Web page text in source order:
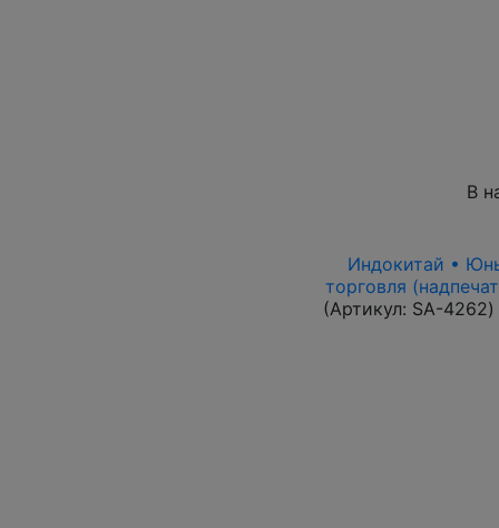
В
Индокитай •
торговля
(Артикул: SA-4262)